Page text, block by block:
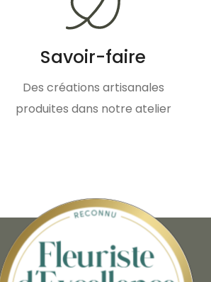
Savoir-faire
Des créations artisanales
produites dans notre atelier